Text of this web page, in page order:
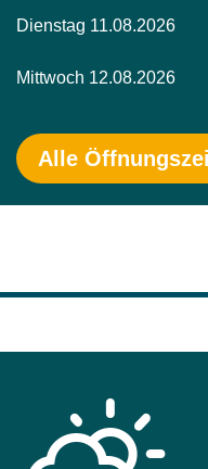
Dienstag 11.08.2026
Mittwoch 12.08.2026
Alle